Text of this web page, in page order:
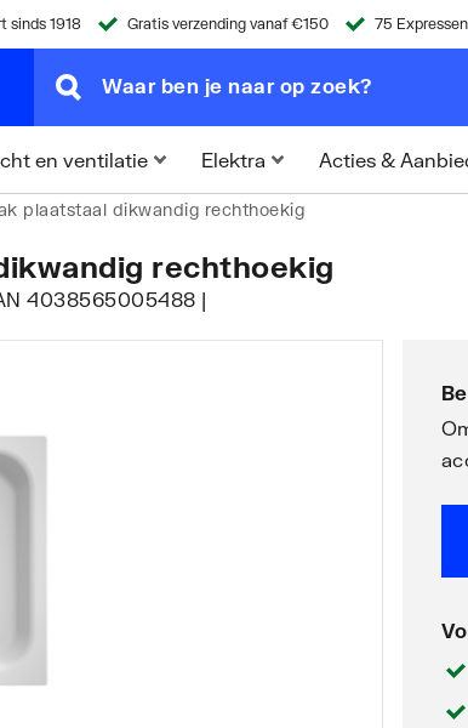
sinds 1918 Gratis verzending vanaf €150 75 Expressen
en ventilatie Elektra Acties &
plaatstaal dikwandig rechthoekig
rechthoekig
4038565005488 |